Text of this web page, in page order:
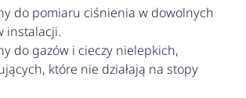
do pomiaru ciśnienia w dowolnych
instalacji.
do gazów i cieczy nielepkich,
które nie działają na stopy